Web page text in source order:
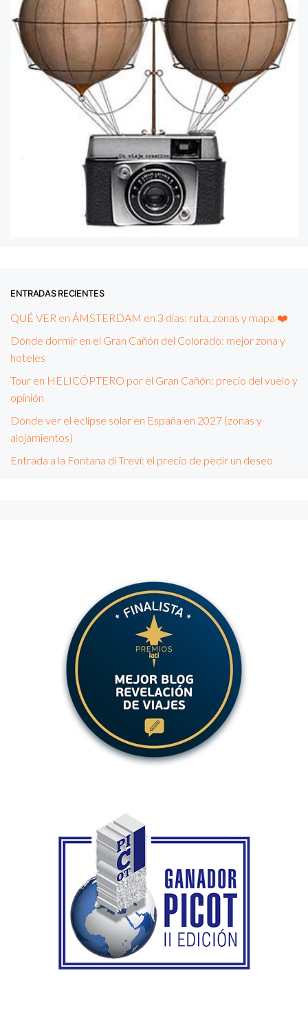
ENTRADAS RECIENTES
QUÉ VER en ÁMSTERDAM en 3 días: ruta, zonas y mapa ❤️
Dónde dormir en el Gran Cañón del Colorado: mejor zona y
hoteles
Tour en HELICÓPTERO por el Gran Cañón: precio del vuelo y
opinión
Dónde ver el eclipse solar en España en 2027 (zonas y
alojamientos)
Entrada a la Fontana di Trevi: el precio de pedir un deseo